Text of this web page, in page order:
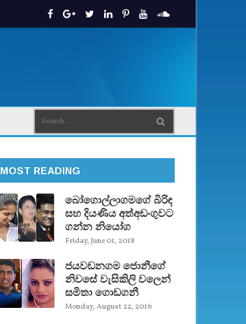
MOST READING
බෝගොල්ලාගමගේ බිරිඳ
සහ දියණිය අත්අඩංගුවට
ගන්න නියෝග
Friday, June 01, 2018
ජයවඩනගම ජොනීගේ
නිවසේ වැසිකිලි වලෙන්
සමිතා ගොඩගනී
Monday, August 22, 2016